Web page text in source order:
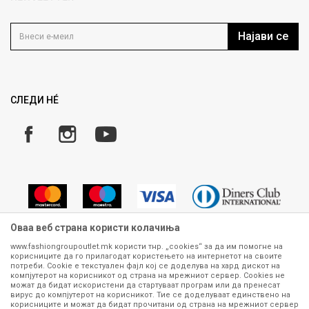
Кариера
Како да купите
Замена и рефундација на производи
Плаќање
Најави се
СЛЕДИ НÉ
Сите информации околу производите кои се изложени на нашата
онлајн продавница се стремиме да бидат конкретни, точни и прецизни,
меѓутоа не можеме да гарантираме дека се без ниту една грешка или
пак дека сите производи во моментот се достапни на залиха.
Оваа веб страна користи колачиња
www.fashiongroupoutlet.mk користи тнр. „cookies“ за да им помогне на
корисниците да го прилагодат користењето на интернетот на своите
потреби. Cookie е текстуален фајл кој се доделува на хард дискот на
компјутерот на корисникот од страна на мрежниот сервер. Cookies не
можат да бидат искористени да стартуваат програм или да пренесат
вирус до компјутерот на корисникот. Тие се доделуваат единствено на
корисниците и можат да бидат прочитани од страна на мрежниот сервер